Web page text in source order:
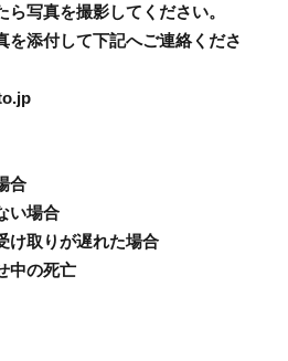
写真を撮影してください。
を添付して下記へご連絡くださ
合
い場合
け取りが遅れた場合
中の死亡